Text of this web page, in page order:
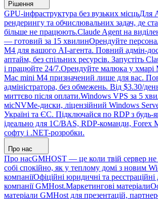
Рішення
GPU-інфраструктура без вузьких місцьДля
рендерингу та обчислювальних задач, де
більше не працюють.Claude Agent на
— готовий за 15 хвилинОрендуйте
M4 для вашого AI-агента. Повний адмін-
аптайм, без спільних ресурсів. Запустіть
і працюйте 24/7.Орендуйте малюка у хмарі
Mac mini M4 призначений лише для вас.
адміністратора, без обмежень. Від $3.30/
миттєво після оплати.Windows VPS за 5
місNVMe-диски, ліцензійний Windows
Україні та ЄС. Підключайся по RDP з
ідеально для 1С/BAS, RDP-команди, Forex
софту і .NET-розробки.
Про нас
Про насGMHOST — це коли твій сервер
собі спокійно, як у теплому домі з новим
компаніїОфіційні юридичні та
компанії GMHost.Маркетингові матеріали
матеріали GMHost для презентацій,